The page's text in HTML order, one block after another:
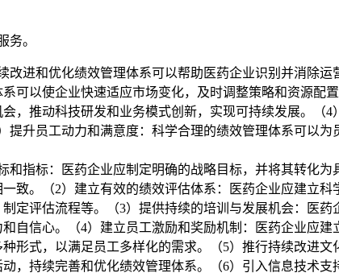
务。
改进和优化绩效管理体系可以帮助医药企业识别并消除
可以使企业快速适应市场变化，及时调整策略和资源
，推动科技研发和业务模式创新，实现可持续发展。
提升员工动力和满意度：科学合理的绩效管理体系可以
和指标：医药企业应制定明确的战略目标，并将其转化
致。（2）建立有效的绩效评估体系：医药企业应建立
定评估流程等。（3）提供持续的培训与发展机会：医
自信心。（4）建立员工激励和奖励机制：医药企业应
形式，以满足员工多样化的需求。（5）推行持续改进
，持续完善和优化绩效管理体系。（6）引入信息技术